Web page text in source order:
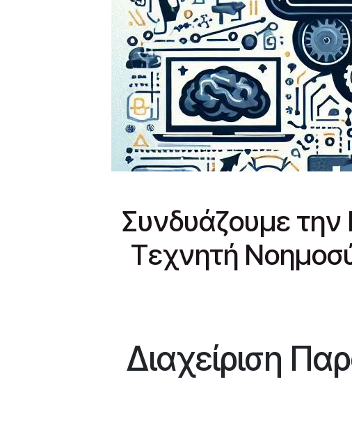
Συνδυάζουμε την
Τεχνητή
Διαχείριση